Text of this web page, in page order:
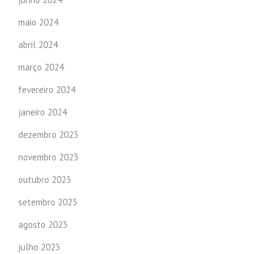
maio 2024
abril 2024
março 2024
fevereiro 2024
janeiro 2024
dezembro 2023
novembro 2023
outubro 2023
setembro 2023
agosto 2023
julho 2023